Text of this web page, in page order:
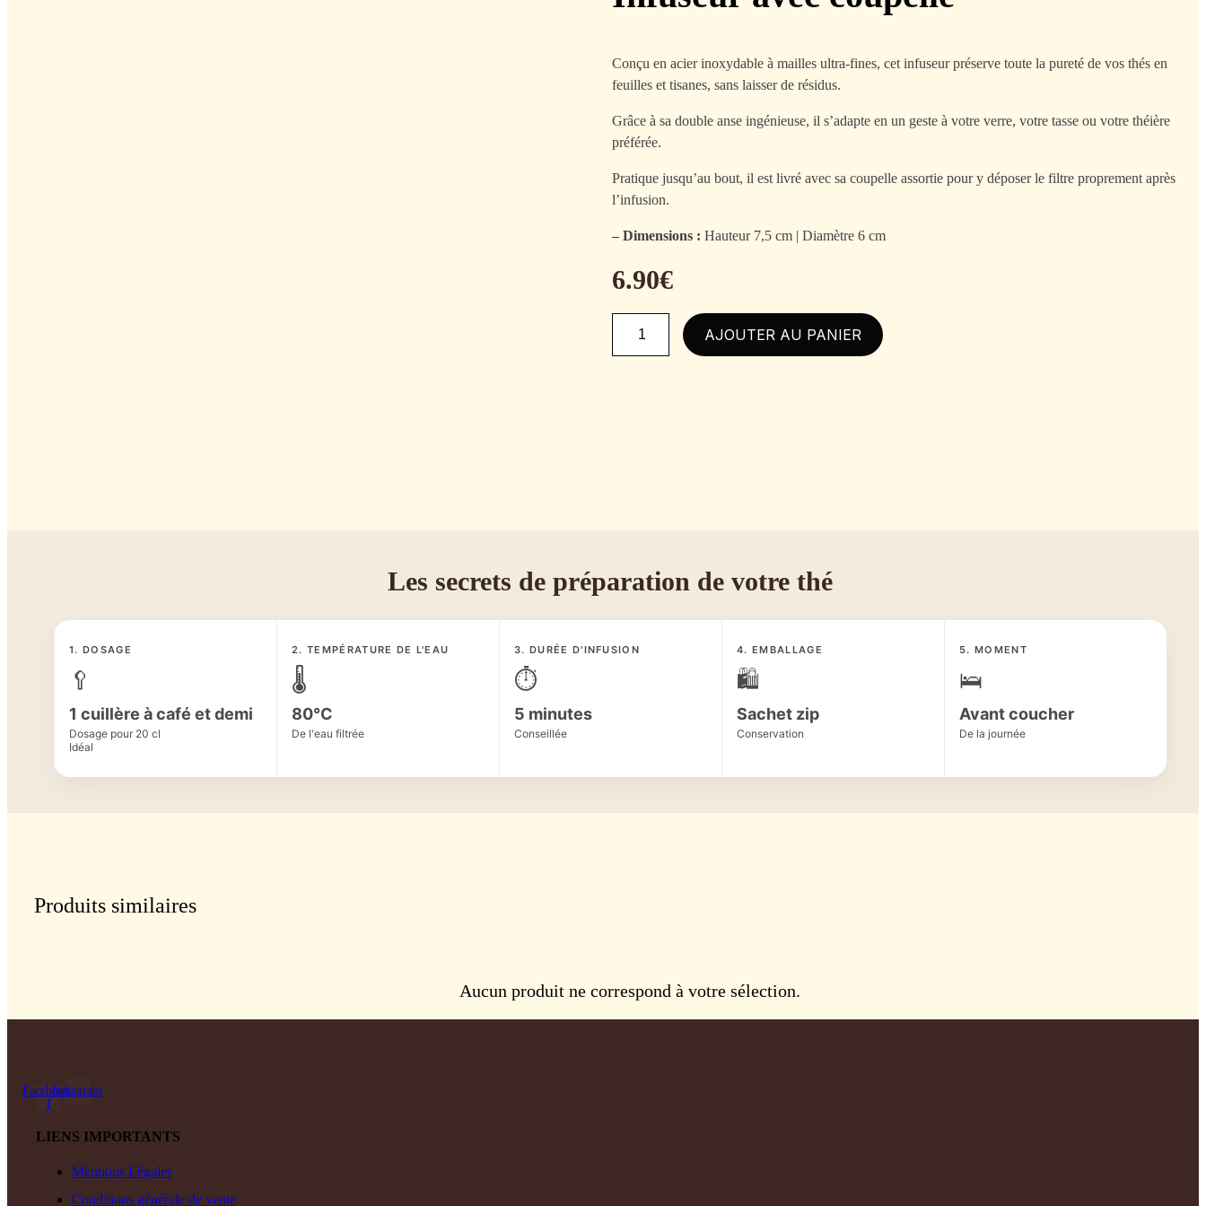
Conçu en acier inoxydable à mailles ultra-fines, cet infuseur préserve toute la pureté de vos thés en
feuilles et tisanes, sans laisser de résidus.
Grâce à sa double anse ingénieuse, il s’adapte en un geste à votre verre, votre tasse ou votre théière
préférée.
Pratique jusqu’au bout, il est livré avec sa coupelle assortie pour y déposer le filtre proprement après
l’infusion.
– Dimensions : Hauteur 7,5 cm | Diamètre 6 cm
6.90€
Infuseur
AJOUTER AU PANIER
Les secrets de préparation de votre thé
1. DOSAGE
🥄
1 cuillère à café et demi
Dosage pour 20 cl
Idéal
2. TEMPÉRATURE DE L'EAU
🌡️
80°C
De l'eau filtrée
3. DURÉE D'INFUSION
⏱️
5 minutes
Conseillée
4. EMBALLAGE
🛍️
Sachet zip
Conservation
5. MOMENT
🛌
Avant coucher
De la journée
Produits similaires
Aucun produit ne correspond à votre sélection.
Facebook-
f
Instagram
LIENS IMPORTANTS
Mentions Légales
Conditions générale de vente